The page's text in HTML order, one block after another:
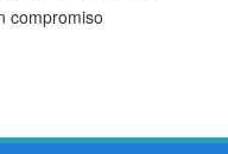
compromiso